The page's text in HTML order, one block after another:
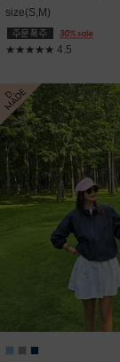
size(S,M)
★★★★★ 4.5